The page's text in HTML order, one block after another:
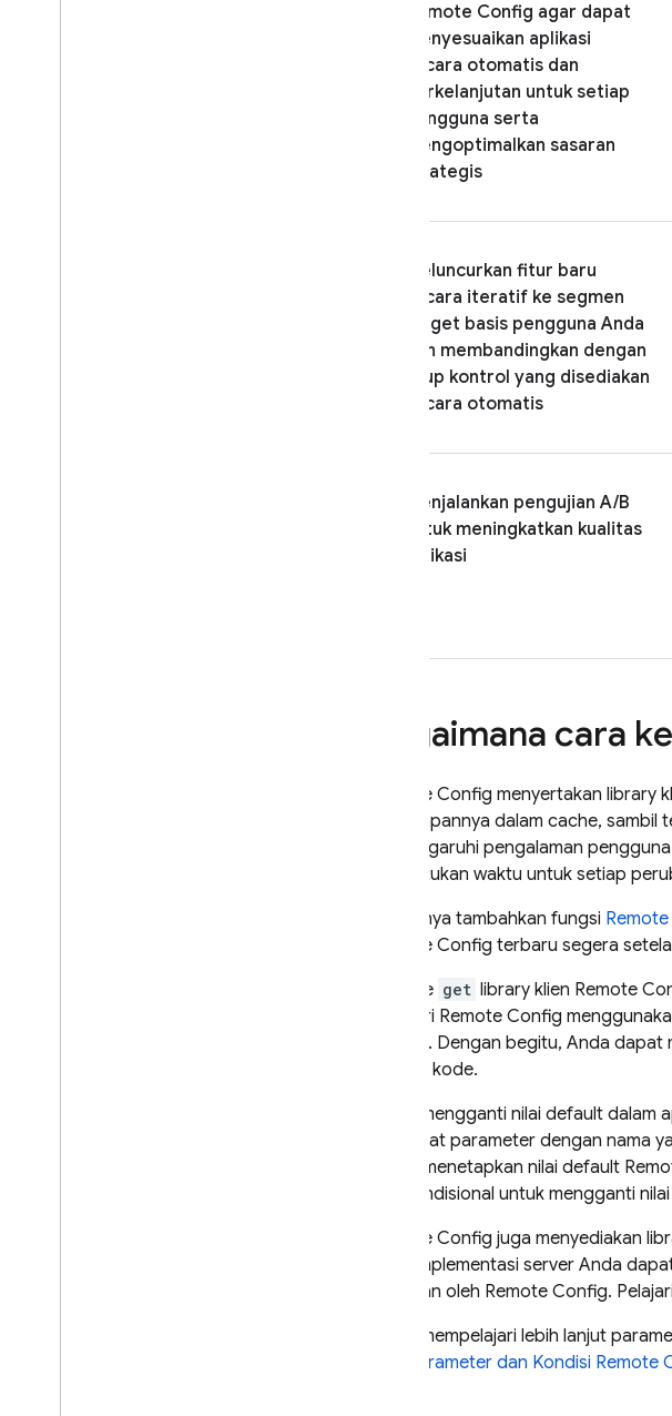
Remote Config agar dapat
menyesuaikan aplikasi
secara otomatis dan
berkelanjutan untuk setiap
pengguna serta
mengoptimalkan sasaran
strategis
Meluncurkan fitur baru
secara iteratif ke segmen
target basis pengguna Anda
dan membandingkan dengan
grup kontrol yang disediakan
secara otomatis
Menjalankan pengujian A/B
untuk meningkatkan kualitas
aplikasi
Bagaimana cara
Remote Config menyertakan library
menyimpannya dalam cache,
memengaruhi pengalaman
menentukan waktu untuk setiap
Sebaiknya tambahkan fungsi
Remote Config terbaru segera
Metode get library klien Remote
nilai dari Remote Config
aplikasi. Dengan begitu, Anda
banyak kode.
Untuk mengganti nilai default dalam
membuat parameter dengan nama
dapat menetapkan nilai default
nilai kondisional untuk mengganti
Remote Config juga menyediakan
SDK. Implementasi server Anda
disimpan oleh Remote Config.
Untuk mempelajari lebih lanjut
Parameter dan Kondisi Remote